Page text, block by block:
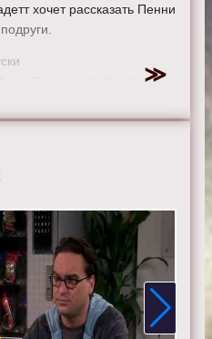
хочет рассказать Пенни
Парсонс, Кейли Куоко,
Спенсер.
HD качестве, на